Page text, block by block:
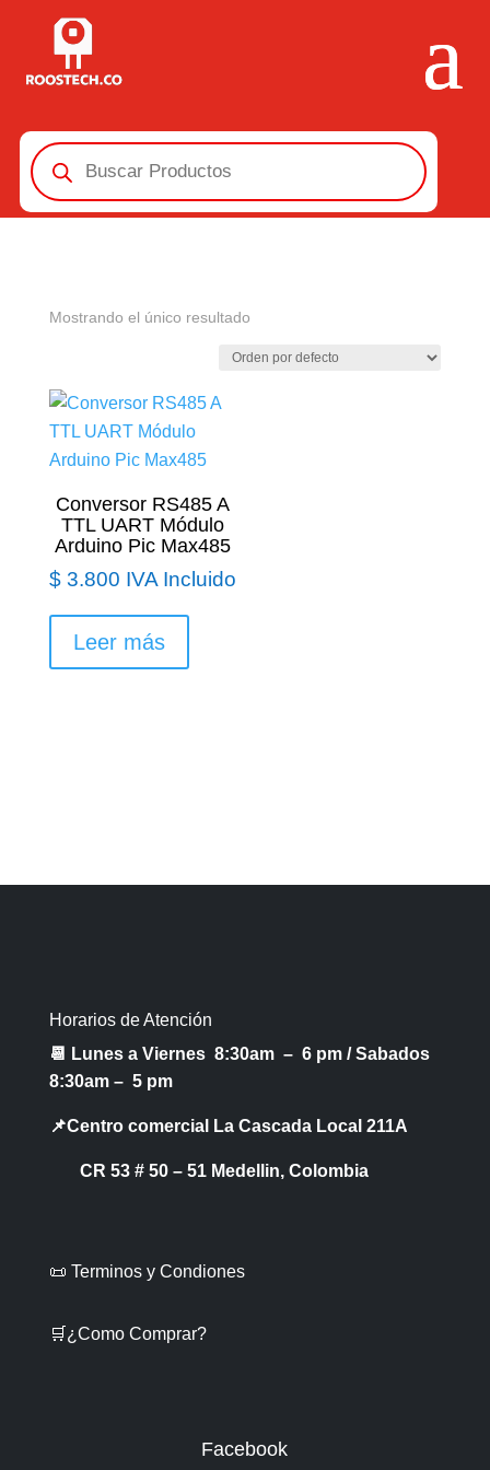
Búsqueda
de
productos
Mostrando el único resultado
Conversor RS485 A
TTL UART Módulo
Arduino Pic Max485
$ 3.800 IVA Incluido
Leer más
Horarios de Atención
📆 Lunes a Viernes 8:30am – 6 pm /Sabados
8:30am – 5 pm
📌Centro comercial La Cascada Local 211A
CR 53 # 50 – 51 Medellin, Colombia
📜 Terminos y Condiones
🛒¿Como Comprar?
Facebook